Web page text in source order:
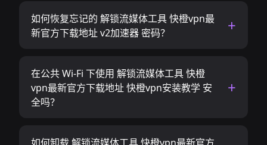
如何恢复忘记的 解锁流媒体工具 快橙vpn最
新官方下载地址 v2加速器 密码？
在公共 Wi-Fi 下使用 解锁流媒体工具 快橙
vpn最新官方下载地址 快橙vpn安装教学 安
全吗？